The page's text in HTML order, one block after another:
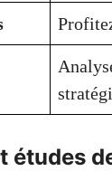
études